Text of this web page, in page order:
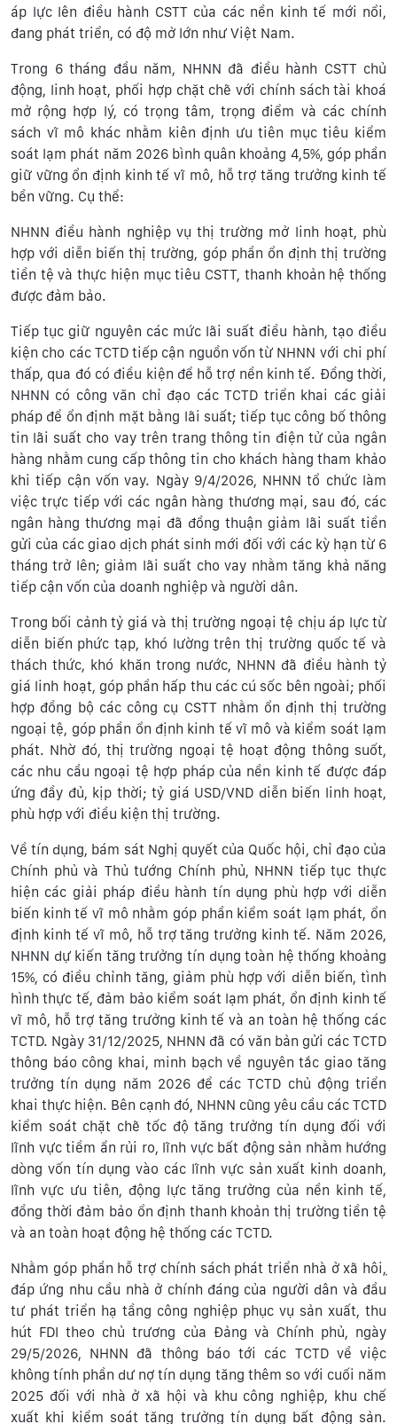
áp lực lên điều hành CSTT của các nền kinh tế mới nổi,
đang phát triển, có độ mở lớn như Việt Nam.
Trong 6 tháng đầu năm, NHNN đã điều hành CSTT chủ
động, linh hoạt, phối hợp chặt chẽ với chính sách tài khoá
mở rộng hợp lý, có trọng tâm, trọng điểm và các chính
sách vĩ mô khác nhằm kiên định ưu tiên mục tiêu kiểm
soát lạm phát năm 2026 bình quân khoảng 4,5%, góp phần
giữ vững ổn định kinh tế vĩ mô, hỗ trợ tăng trưởng kinh tế
bền vững. Cụ thể:
NHNN điều hành nghiệp vụ thị trường mở linh hoạt, phù
hợp với diễn biến thị trường, góp phần ổn định thị trường
tiền tệ và thực hiện mục tiêu CSTT, thanh khoản hệ thống
được đảm bảo.
Tiếp tục giữ nguyên các mức lãi suất điều hành, tạo điều
kiện cho các TCTD tiếp cận nguồn vốn từ NHNN với chi phí
thấp, qua đó có điều kiện để hỗ trợ nền kinh tế. Đồng thời,
NHNN có công văn chỉ đạo các TCTD triển khai các giải
pháp để ổn định mặt bằng lãi suất; tiếp tục công bố thông
tin lãi suất cho vay trên trang thông tin điện tử của ngân
hàng nhằm cung cấp thông tin cho khách hàng tham khảo
khi tiếp cận vốn vay. Ngày 9/4/2026, NHNN tổ chức làm
việc trực tiếp với các ngân hàng thương mại, sau đó, các
ngân hàng thương mại đã đồng thuận giảm lãi suất tiền
gửi của các giao dịch phát sinh mới đối với các kỳ hạn từ 6
tháng trở lên; giảm lãi suất cho vay nhằm tăng khả năng
tiếp cận vốn của doanh nghiệp và người dân.
Trong bối cảnh tỷ giá và thị trường ngoại tệ chịu áp lực từ
diễn biến phức tạp, khó lường trên thị trường quốc tế và
thách thức, khó khăn trong nước, NHNN đã điều hành tỷ
giá linh hoạt, góp phần hấp thu các cú sốc bên ngoài; phối
hợp đồng bộ các công cụ CSTT nhằm ổn định thị trường
ngoại tệ, góp phần ổn định kinh tế vĩ mô và kiểm soát lạm
phát. Nhờ đó, thị trường ngoại tệ hoạt động thông suốt,
các nhu cầu ngoại tệ hợp pháp của nền kinh tế được đáp
ứng đầy đủ, kịp thời; tỷ giá USD/VND diễn biến linh hoạt,
phù hợp với điều kiện thị trường.
Về tín dụng, bám sát Nghị quyết của Quốc hội, chỉ đạo của
Chính phủ và Thủ tướng Chính phủ, NHNN tiếp tục thực
hiện các giải pháp điều hành tín dụng phù hợp với diễn
biến kinh tế vĩ mô nhằm góp phần kiểm soát lạm phát, ổn
định kinh tế vĩ mô, hỗ trợ tăng trưởng kinh tế. Năm 2026,
NHNN dự kiến tăng trưởng tín dụng toàn hệ thống khoảng
15%, có điều chỉnh tăng, giảm phù hợp với diễn biến, tình
hình thực tế, đảm bảo kiểm soát lạm phát, ổn định kinh tế
vĩ mô, hỗ trợ tăng trưởng kinh tế và an toàn hệ thống các
TCTD. Ngày 31/12/2025, NHNN đã có văn bản gửi các TCTD
thông báo công khai, minh bạch về nguyên tắc giao tăng
trưởng tín dụng năm 2026 để các TCTD chủ động triển
khai thực hiện. Bên cạnh đó, NHNN cũng yêu cầu các TCTD
kiểm soát chặt chẽ tốc độ tăng trưởng tín dụng đối với
lĩnh vực tiềm ẩn rủi ro, lĩnh vực bất động sản nhằm hướng
dòng vốn tín dụng vào các lĩnh vực sản xuất kinh doanh,
lĩnh vực ưu tiên, động lực tăng trưởng của nền kinh tế,
đồng thời đảm bảo ổn định thanh khoản thị trường tiền tệ
và an toàn hoạt động hệ thống các TCTD.
Nhằm góp phần hỗ trợ chính sách phát triển nhà ở xã hôi,̣
đáp ứng nhu cầu nhà ở chính đáng của người dân và đầu
tư phát triển hạ tầng công nghiệp phục vụ sản xuất, thu
hút FDI theo chủ trương của Đảng và Chính phủ, ngày
29/5/2026, NHNN đã thông báo tới các TCTD về việc
không tính phần dư nợ tín dụng tăng thêm so với cuối năm
2025 đối với nhà ở xã hội và khu công nghiệp, khu chế
xuất khi kiểm soát tăng trưởng tín dụng bất động sản.